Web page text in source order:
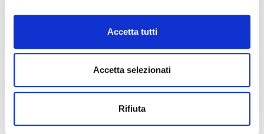
Accetta tutti
Accetta selezionati
Rifiuta